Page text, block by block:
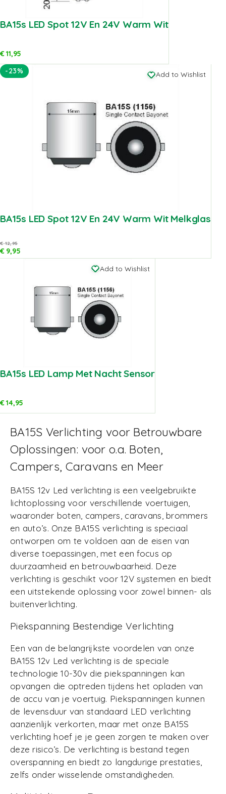
BA15s LED Spot 12V En 24V Warm Wit
€11,95
-23%
Add to Wishlist
BA15s LED Spot 12V En 24V Warm Wit Melkglas
€12,95
€9,95
Add to Wishlist
BA15s LED Lamp Met Nacht Sensor
€14,95
BA15S Verlichting voor Betrouwbare
Oplossingen: voor o.a. Boten,
Campers, Caravans en Meer
BA15S 12v Led verlichting is een veelgebruikte
lichtoplossing voor verschillende voertuigen,
waaronder boten, campers, caravans, brommers
en auto’s. Onze BA15S verlichting is speciaal
ontworpen om te voldoen aan de eisen van
diverse toepassingen, met een focus op
duurzaamheid en betrouwbaarheid. Deze
verlichting is geschikt voor 12V systemen en biedt
een uitstekende oplossing voor zowel binnen- als
buitenverlichting.
Piekspanning Bestendige Verlichting
Een van de belangrijkste voordelen van onze
BA15S 12v Led verlichting is de speciale
technologie 10-30v die piekspanningen kan
opvangen die optreden tijdens het opladen van
de accu van je voertuig. Piekspanningen kunnen
de levensduur van standaard LED verlichting
aanzienlijk verkorten, maar met onze BA15S
verlichting hoef je je geen zorgen te maken over
deze risico’s. De verlichting is bestand tegen
overspanning en biedt zo langdurige prestaties,
zelfs onder wisselende omstandigheden.